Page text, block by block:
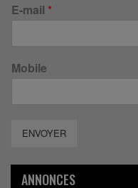
E-mail *
Mobile
ENVOYER
ANNONCES